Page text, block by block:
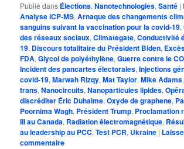
Publié dans Élections,Nanotechnologies,Santé |
Analyse ICP-MS,Arnaque des changements
sanguins suivant la vaccination pour la covid-19,
des réseaux sociaux,Climategate,Conductivité
19, Discours totalitaire du Président Biden,
FDA,Glycol de polyéthylène,Guerre contre le
Incident des pancartes électorales,Injections
covid-19,Marwah Rizqy,Mat Taylor,Mike Adams
trans,Nanocircuits,Nanoparticules lipides,
discréditer Éric Duhaime,Oxyde de graphene,
Poornima Wagh, Président Trump, Proclamation
III au Canada, Radiation électromagnétique,
au leadership au PCC,Test PCR, Ukraine |
commentaire